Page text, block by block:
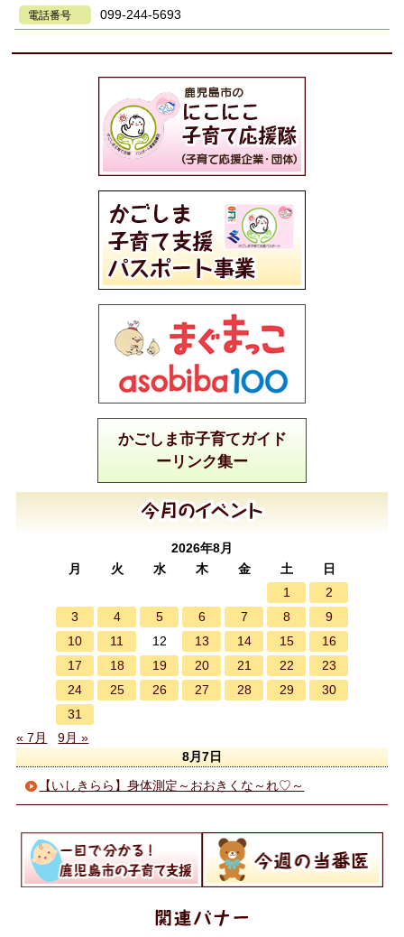
電話番号 099-244-5693
かごしま市子育てガイド
ーリンク集ー
2026年8月
月
火 水 木 金 土
日
1
2
3
4 5 6 7 8
9
10
11 12 13 14 15
16
17
18 19 20 21 22
23
24
25 26 27 28 29
30
31
« 7月
9月 »
8月7日
【いしきらら】身体測定～おおきくな～れ♡～